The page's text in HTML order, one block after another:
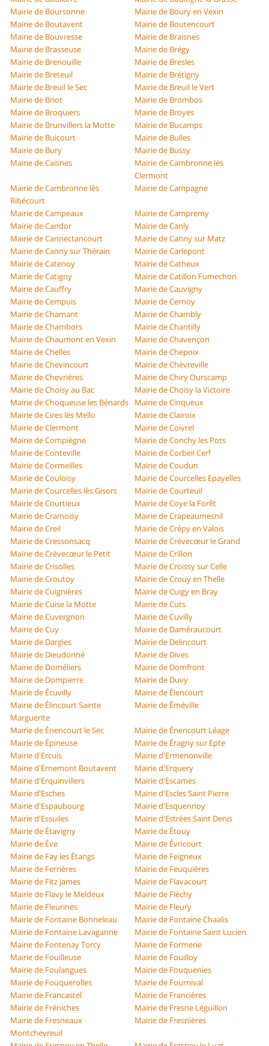
Mairie de Boursonne
Mairie de Boury en Vexin
Mairie de Boutavent
Mairie de Boutencourt
Mairie de Bouvresse
Mairie de Braisnes
Mairie de Brasseuse
Mairie de Brégy
Mairie de Brenouille
Mairie de Bresles
Mairie de Breteuil
Mairie de Brétigny
Mairie de Breuil le Sec
Mairie de Breuil le Vert
Mairie de Briot
Mairie de Brombos
Mairie de Broquiers
Mairie de Broyes
Mairie de Brunvillers la Motte
Mairie de Bucamps
Mairie de Buicourt
Mairie de Bulles
Mairie de Bury
Mairie de Bussy
Mairie de Caisnes
Mairie de Cambronne lès
Clermont
Mairie de Cambronne lès
Ribécourt
Mairie de Campagne
Mairie de Campeaux
Mairie de Campremy
Mairie de Candor
Mairie de Canly
Mairie de Cannectancourt
Mairie de Canny sur Matz
Mairie de Canny sur Thérain
Mairie de Carlepont
Mairie de Catenoy
Mairie de Catheux
Mairie de Catigny
Mairie de Catillon Fumechon
Mairie de Cauffry
Mairie de Cauvigny
Mairie de Cempuis
Mairie de Cernoy
Mairie de Chamant
Mairie de Chambly
Mairie de Chambors
Mairie de Chantilly
Mairie de Chaumont en Vexin
Mairie de Chavençon
Mairie de Chelles
Mairie de Chepoix
Mairie de Chevincourt
Mairie de Chèvreville
Mairie de Chevrières
Mairie de Chiry Ourscamp
Mairie de Choisy au Bac
Mairie de Choisy la Victoire
Mairie de Choqueuse les Bénards
Mairie de Cinqueux
Mairie de Cires lès Mello
Mairie de Clairoix
Mairie de Clermont
Mairie de Coivrel
Mairie de Compiègne
Mairie de Conchy les Pots
Mairie de Conteville
Mairie de Corbeil Cerf
Mairie de Cormeilles
Mairie de Coudun
Mairie de Couloisy
Mairie de Courcelles Epayelles
Mairie de Courcelles lès Gisors
Mairie de Courteuil
Mairie de Courtieux
Mairie de Coye la Forêt
Mairie de Cramoisy
Mairie de Crapeaumesnil
Mairie de Creil
Mairie de Crépy en Valois
Mairie de Cressonsacq
Mairie de Crèvecœur le Grand
Mairie de Crèvecœur le Petit
Mairie de Crillon
Mairie de Crisolles
Mairie de Croissy sur Celle
Mairie de Croutoy
Mairie de Crouy en Thelle
Mairie de Cuignières
Mairie de Cuigy en Bray
Mairie de Cuise la Motte
Mairie de Cuts
Mairie de Cuvergnon
Mairie de Cuvilly
Mairie de Cuy
Mairie de Daméraucourt
Mairie de Dargies
Mairie de Delincourt
Mairie de Dieudonné
Mairie de Dives
Mairie de Doméliers
Mairie de Domfront
Mairie de Dompierre
Mairie de Duvy
Mairie de Écuvilly
Mairie de Élencourt
Mairie de Élincourt Sainte
Marguerite
Mairie de Éméville
Mairie de Énencourt le Sec
Mairie de Énencourt Léage
Mairie de Épineuse
Mairie de Éragny sur Epte
Mairie d'Ercuis
Mairie d'Ermenonville
Mairie d'Ernemont Boutavent
Mairie d'Erquery
Mairie d'Erquinvillers
Mairie d'Escames
Mairie d'Esches
Mairie d'Escles Saint Pierre
Mairie d'Espaubourg
Mairie d'Esquennoy
Mairie d'Essuiles
Mairie d'Estrées Saint Denis
Mairie de Étavigny
Mairie de Étouy
Mairie de Ève
Mairie de Évricourt
Mairie de Fay les Étangs
Mairie de Feigneux
Mairie de Ferrières
Mairie de Feuquières
Mairie de Fitz James
Mairie de Flavacourt
Mairie de Flavy le Meldeux
Mairie de Fléchy
Mairie de Fleurines
Mairie de Fleury
Mairie de Fontaine Bonneleau
Mairie de Fontaine Chaalis
Mairie de Fontaine Lavaganne
Mairie de Fontaine Saint Lucien
Mairie de Fontenay Torcy
Mairie de Formerie
Mairie de Fouilleuse
Mairie de Fouilloy
Mairie de Foulangues
Mairie de Fouquenies
Mairie de Fouquerolles
Mairie de Fournival
Mairie de Francastel
Mairie de Francières
Mairie de Fréniches
Mairie de Fresne Léguillon
Mairie de Fresneaux
Montchevreuil
Mairie de Fresnières